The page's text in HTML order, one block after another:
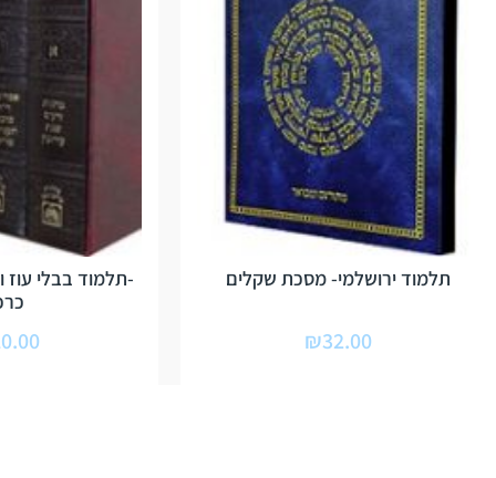
תלמוד ירושלמי- מסכת שקלים
₪32.00